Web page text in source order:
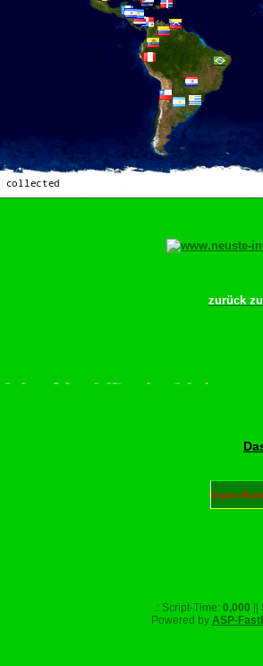
zurück
bewächn!
Unser
.: Script-Time: 0,000
Powered by ASP-